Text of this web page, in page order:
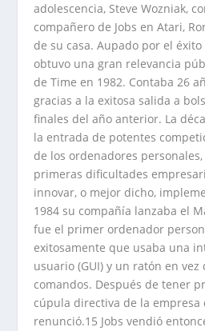
adolescencia, Steve Wozniak,
compañero de Jobs en Atari,
de su casa. Aupado por el éxito
obtuvo una gran relevancia
de Time en 1982. Contaba 26
gracias a la exitosa salida a
finales del año anterior. La
la entrada de potentes
de los ordenadores
primeras dificultades
innovar, o mejor dicho,
1984 su compañía lanzaba el
fue el primer ordenador
exitosamente que usaba una
usuario (GUI) y un ratón en vez
comandos. Después de tener
cúpula directiva de la
renunció.15 Jobs vendió